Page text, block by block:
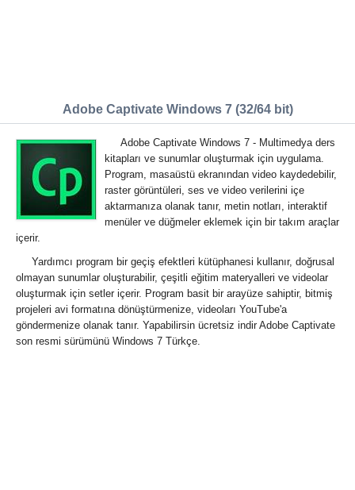
Adobe Captivate Windows 7 (32/64 bit)
Adobe Captivate Windows 7 - Multimedya ders
kitapları ve sunumlar oluşturmak için uygulama.
Program, masaüstü ekranından video kaydedebilir,
raster görüntüleri, ses ve video verilerini içe
aktarmanıza olanak tanır, metin notları, interaktif
menüler ve düğmeler eklemek için bir takım araçlar
içerir.
Yardımcı program bir geçiş efektleri kütüphanesi kullanır, doğrusal
olmayan sunumlar oluşturabilir, çeşitli eğitim materyalleri ve videolar
oluşturmak için setler içerir. Program basit bir arayüze sahiptir, bitmiş
projeleri avi formatına dönüştürmenize, videoları YouTube'a
göndermenize olanak tanır. Yapabilirsin ücretsiz indir Adobe Captivate
son resmi sürümünü Windows 7 Türkçe.